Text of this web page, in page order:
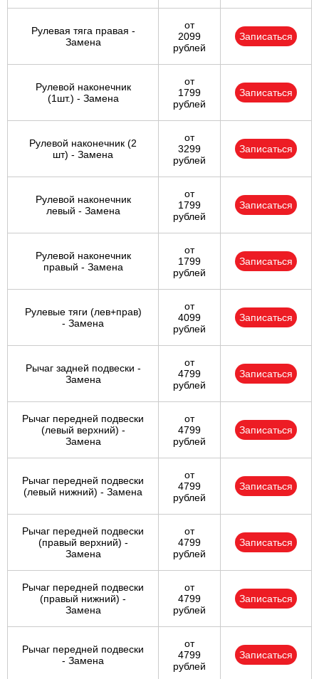
Рулевая тяга правая -
Замена
от
2099
рублей
Записаться
Рулевой наконечник
(1шт.) - Замена
от
1799
рублей
Записаться
Рулевой наконечник (2
шт) - Замена
от
3299
рублей
Записаться
Рулевой наконечник
левый - Замена
от
1799
рублей
Записаться
Рулевой наконечник
правый - Замена
от
1799
рублей
Записаться
Рулевые тяги (лев+прав)
- Замена
от
4099
рублей
Записаться
Рычаг задней подвески -
Замена
от
4799
рублей
Записаться
Рычаг передней подвески
(левый верхний) -
Замена
от
4799
рублей
Записаться
Рычаг передней подвески
(левый нижний) - Замена
от
4799
рублей
Записаться
Рычаг передней подвески
(правый верхний) -
Замена
от
4799
рублей
Записаться
Рычаг передней подвески
(правый нижний) -
Замена
от
4799
рублей
Записаться
Рычаг передней подвески
- Замена
от
4799
рублей
Записаться